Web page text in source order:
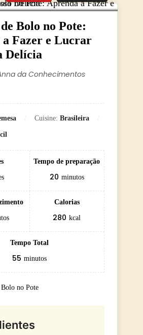
Bolo no Pote:
a Fazer e Lucrar
Delícia
da Conhecimentos
Cuisine: Brasileira
Tempo de preparação
20 minutos
Calorias
280 kcal
Tempo Total
55 minutos
Bolo no Pote